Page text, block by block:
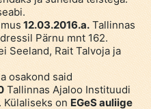
12.03.2016.a.Tallinnas
Pärnu mnt 162.
Seeland, Rait Talvoja ja
osakond said
Tallinnas Ajaloo Instituudi
Külaliseks onEGeS auliige